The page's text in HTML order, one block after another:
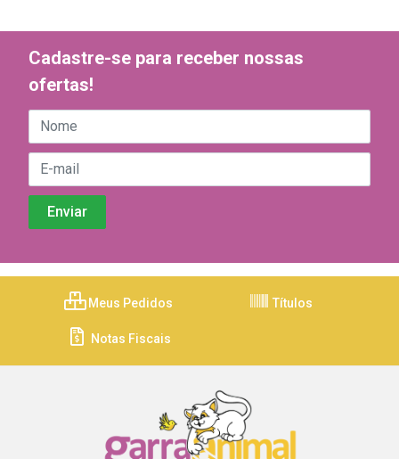
Cadastre-se para receber nossas
ofertas!
Meus Pedidos Títulos
Notas Fiscais